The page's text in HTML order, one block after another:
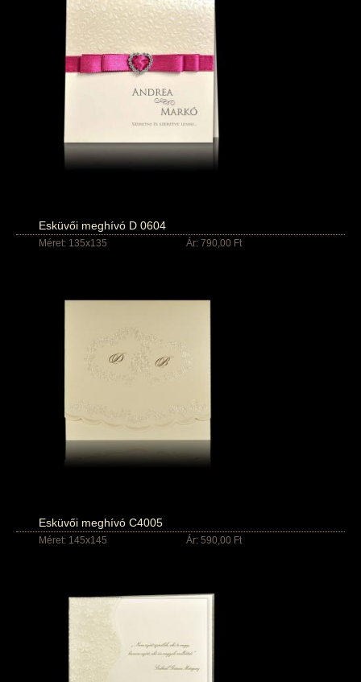
Esküvői meghívó D 0604
Méret: 135x135 Ár: 790,00 Ft
Esküvői meghívó C4005
Méret: 145x145 Ár: 590,00 Ft